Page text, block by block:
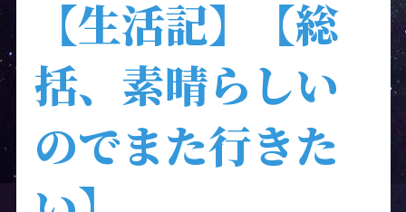
【生活記】【総
括、素晴らしい
のでまた行きた